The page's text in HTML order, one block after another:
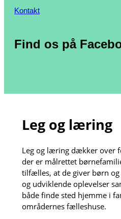
Kontakt
Find os på
Leg og læring
Leg og læring dækker over
der er målrettet
tilfælles, at de giver børn
og udviklende oplevelser
både finde sted hjemme i
områdernes fælleshuse.